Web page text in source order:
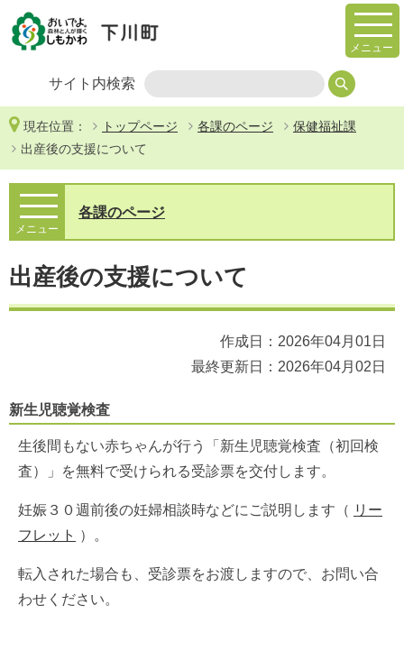
メニュー
サイト内検索
現在位置： トップページ 各課のページ
保健福祉課
出産後の支援について
出産後の支援について
作成日：2026年04月01日
最終更新日：2026年04月02日
新生児聴覚検査
生後間もない赤ちゃんが行う「新生児聴覚検査（初回検
査）」を無料で受けられる受診票を交付します。
妊娠３０週前後の妊婦相談時などにご説明します （ リー
フレット ） 。
転入された場合も、受診票をお渡しますので、お問い合
わせください。
メニュー
各課のページ